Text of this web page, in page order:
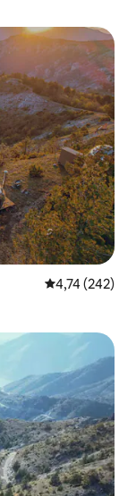
4,74 de uma
4,74 (242)